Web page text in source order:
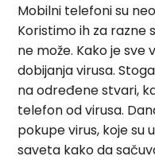
Mobilni telefoni su
Koristimo ih za razne
ne može. Kako je sve
dobijanja virusa.
na određene stvari,
telefon od virusa.
pokupe virus, koje su
saveta kako da